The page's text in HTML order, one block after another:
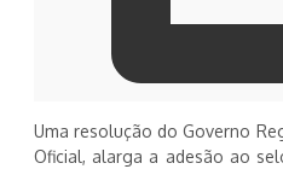
Uma resolução do Governo
Oficial, alarga a adesão ao